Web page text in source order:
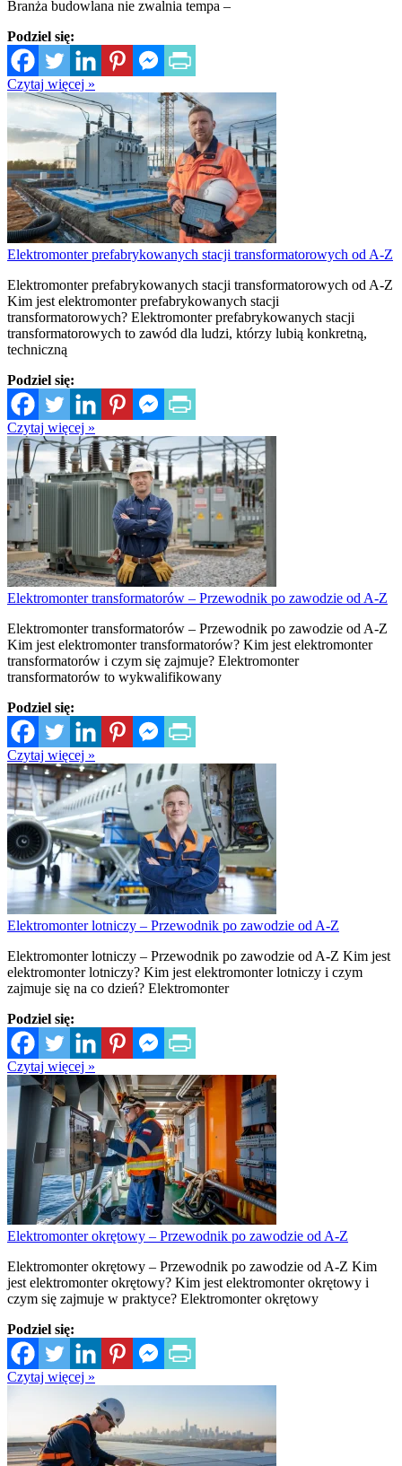
Branża budowlana nie zwalnia tempa –
Podziel się:
Czytaj więcej »
Elektromonter prefabrykowanych stacji transformatorowych od A-Z
Elektromonter prefabrykowanych stacji transformatorowych od A-Z
Kim jest elektromonter prefabrykowanych stacji
transformatorowych? Elektromonter prefabrykowanych stacji
transformatorowych to zawód dla ludzi, którzy lubią konkretną,
techniczną
Podziel się:
Czytaj więcej »
Elektromonter transformatorów – Przewodnik po zawodzie od A-Z
Elektromonter transformatorów – Przewodnik po zawodzie od A-Z
Kim jest elektromonter transformatorów? Kim jest elektromonter
transformatorów i czym się zajmuje? Elektromonter
transformatorów to wykwalifikowany
Podziel się:
Czytaj więcej »
Elektromonter lotniczy – Przewodnik po zawodzie od A-Z
Elektromonter lotniczy – Przewodnik po zawodzie od A-Z Kim jest
elektromonter lotniczy? Kim jest elektromonter lotniczy i czym
zajmuje się na co dzień? Elektromonter
Podziel się:
Czytaj więcej »
Elektromonter okrętowy – Przewodnik po zawodzie od A-Z
Elektromonter okrętowy – Przewodnik po zawodzie od A-Z Kim
jest elektromonter okrętowy? Kim jest elektromonter okrętowy i
czym się zajmuje w praktyce? Elektromonter okrętowy
Podziel się:
Czytaj więcej »